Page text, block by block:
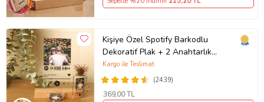
Kişiye Özel Spotify Barkodlu
Dekoratif Plak + 2 Anahtarlık
Babaya Anneye Sevgiliye Arkadaşa
Hediye
(2439)
Kargo ile Teslimat
369,00 TL